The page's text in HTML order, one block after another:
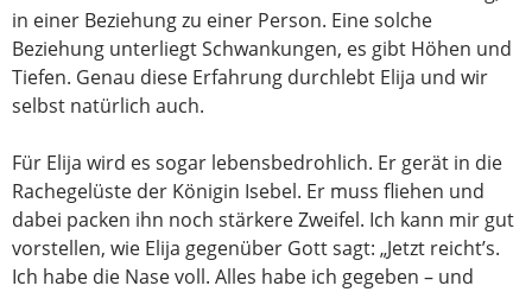
in einer Beziehung zu einer Person. Eine solche
Beziehung unterliegt Schwankungen, es gibt Höhen und
Tiefen. Genau diese Erfahrung durchlebt Elija und wir
selbst natürlich auch.
Für Elija wird es sogar lebensbedrohlich. Er gerät in die
Rachegelüste der Königin Isebel. Er muss fliehen und
dabei packen ihn noch stärkere Zweifel. Ich kann mir gut
vorstellen, wie Elija gegenüber Gott sagt: „Jetzt reicht’s.
Ich habe die Nase voll. Alles habe ich gegeben – und